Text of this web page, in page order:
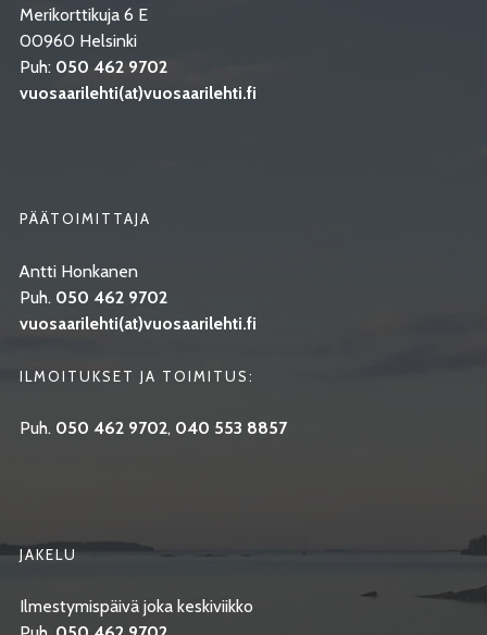
Merikorttikuja 6 E
00960 Helsinki
Puh: 050 462 9702
vuosaarilehti(at)vuosaarilehti.fi
PÄÄTOIMITTAJA
Antti Honkanen
Puh. 050 462 9702
vuosaarilehti(at)vuosaarilehti.fi
ILMOITUKSET JA TOIMITUS:
Puh. 050 462 9702, 040 553 8857
JAKELU
Ilmestymispäivä joka keskiviikko